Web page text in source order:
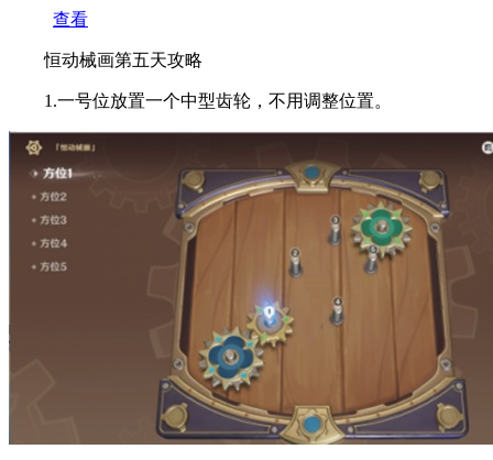
查看
恒动械画第五天攻略
1.一号位放置一个中型齿轮，不用调整位置。